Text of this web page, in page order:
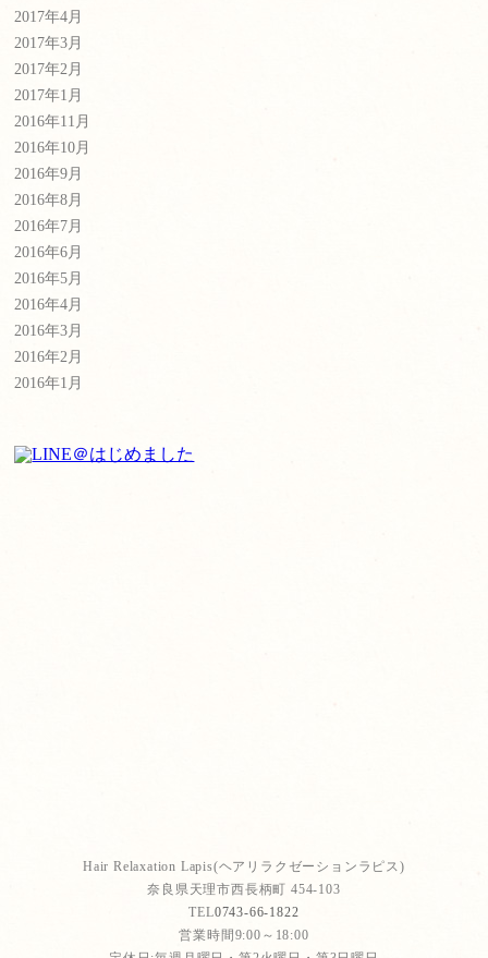
2017年4月
2017年3月
2017年2月
2017年1月
2016年11月
2016年10月
2016年9月
2016年8月
2016年7月
2016年6月
2016年5月
2016年4月
2016年3月
2016年2月
2016年1月
Hair Relaxation Lapis(ヘアリラクゼーションラピス)
奈良県天理市西長柄町 454-103
TEL0743-66-1822
営業時間9:00～18:00